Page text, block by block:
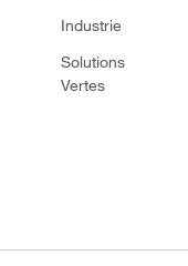
Industrie
Solutions
Vertes